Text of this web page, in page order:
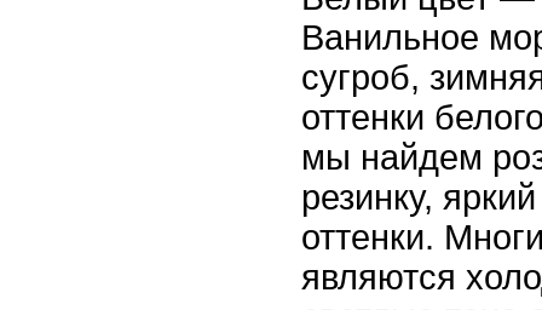
Ванильное
сугроб,
оттенки
мы найдем
резинку,
оттенки.
являются